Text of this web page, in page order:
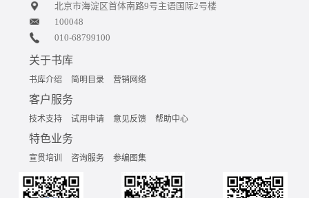
北京市海淀区首体南路9号主语国际2号楼
100048
010-68799100
关于书库
书库介绍 简明目录 营销网络
客户服务
技术支持 试用申请 意见反馈 帮助中心
特色业务
宣贯培训 咨询服务 参编图集